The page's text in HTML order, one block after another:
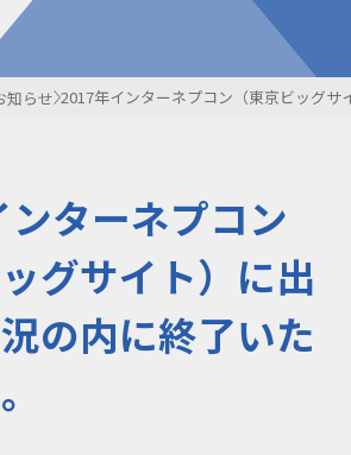
質問
のサスティナ
環境負荷物質調
針
知らせ 2017年インターネプコン（東京ビッグ
ターネプコン
ッグサイト）に出
の内に終了いた